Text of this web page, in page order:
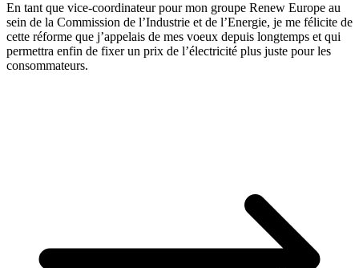
En tant que vice-coordinateur pour mon groupe Renew Europe au
sein de la Commission de l’Industrie et de l’Energie, je me félicite de
cette réforme que j’appelais de mes voeux depuis longtemps et qui
permettra enfin de fixer un prix de l’électricité plus juste pour les
consommateurs.